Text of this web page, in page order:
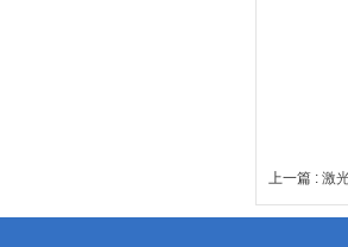
上一篇 : 激